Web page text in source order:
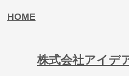
HOME
株式会社アイデ